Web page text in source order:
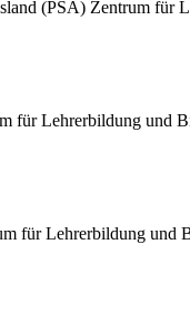
(PSA) Zentrum für
für Lehrerbildung und
für Lehrerbildung und